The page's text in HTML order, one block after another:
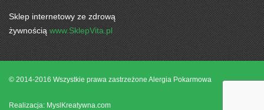
Sklep internetowy ze zdrową
żywnością www.SklepVita.pl
© 2014-2016 Wszystkie prawa zastrzeżone Alergia Pokarmowa
Realizacja: MyslKreatywna.com